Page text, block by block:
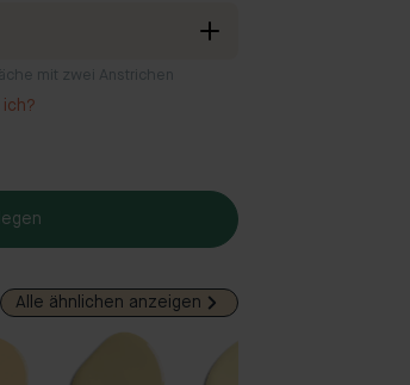
mit zwei Anstrichen
Alle ähnlichen anzeigen